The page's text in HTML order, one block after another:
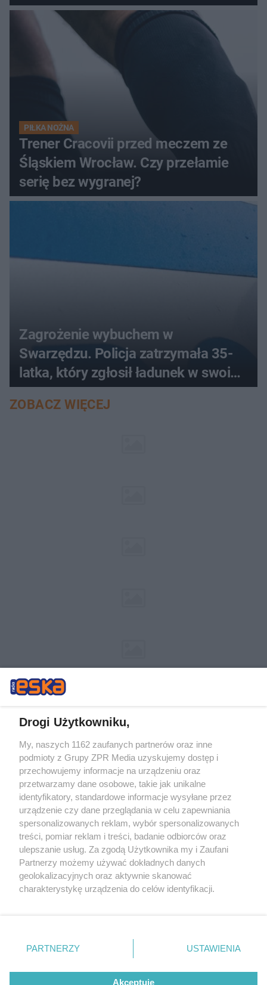
PIŁKA NOŻNA
Trener Cracovii przed meczem ze
Śląskiem Wrocław. Czy przełamie
serię bez wygranej?
Zagrożenie wybuchem w
Swarzędzu. Policja zatrzymała 35-
latka, który zgłosił ładunek w swoim
aucie
ZOBACZ WIĘCEJ
Żaden utwór zamieszczony w serwisie nie może być powielany i
rozpowszechniany lub dalej rozpowszechniany w jakikolwiek sposób (w
tym także elektroniczny lub mechaniczny) na jakimkolwiek polu
eksploatacji w jakiejkolwiek formie, włącznie z umieszczaniem w
Internecie bez pisemnej zgody właściciela praw. Jakiekolwiek użycie lub
wykorzystanie utworów w całości lub w części z naruszeniem prawa,
tzn. bez właściwej zgody, jest zabronione pod groźbą kary i może być
ścigane prawnie.
© 2026 Grupa ZPR Media
Drogi Użytkowniku,
My, naszych 1162 zaufanych partnerów oraz inne
podmioty z Grupy ZPR Media uzyskujemy dostęp i
przechowujemy informacje na urządzeniu oraz
przetwarzamy dane osobowe, takie jak unikalne
identyfikatory, standardowe informacje wysyłane przez
urządzenie czy dane przeglądania w celu zapewniania
spersonalizowanych reklam, wybór spersonalizowanych
treści, pomiar reklam i treści, badanie odbiorców oraz
ulepszanie usług. Za zgodą Użytkownika my i Zaufani
Partnerzy możemy używać dokładnych danych
geolokalizacyjnych oraz aktywnie skanować
charakterystykę urządzenia do celów identyfikacji.
zmienić/wycofać klikając przycisk ustawień prywatności
znajdujący się w lewym dolnym rogu strony
rodzaje przetwarzania danych nie wymagają zgody
użytkownika, ale masz prawo sprzeciwić się takiemu
PARTNERZY USTAWIENIA
Akceptuję